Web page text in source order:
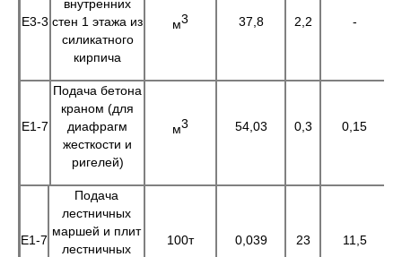
Е3-3
внутренних
стен 1 этажа из
силикатного
кирпича
м3 37,8 2,2 -
Е1-7
Подача бетона
краном (для
диафрагм
жесткости и
ригелей)
м3 54,03 0,3 0,15
Е1-7
Подача
лестничных
маршей и плит
лестничных
100т 0,039 23 11,5